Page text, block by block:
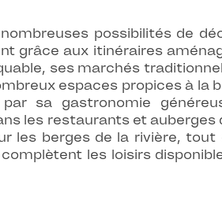
possibilités de
grâce aux itinéraires
ses marchés
espaces propices à la
sa gastronomie
les restaurants et auberges
les berges de la rivière,
les loisirs